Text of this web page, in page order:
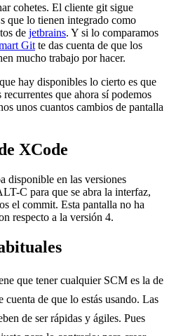
cohetes. El cliente git sigue
que lo tienen integrado como
de jetbrains. Y si lo comparamos
Git te das cuenta de que los
mucho trabajo por hacer.
hay disponibles lo cierto es que
que ahora sí podemos
unos cuantos cambios de pantalla
XCode
disponible en las versiones
C para que se abra la interfaz,
el commit. Esta pantalla no ha
respecto a la versión 4.
que tener cualquier SCM es la de
cuenta de que lo estás usando. Las
de ser rápidas y ágiles. Pues